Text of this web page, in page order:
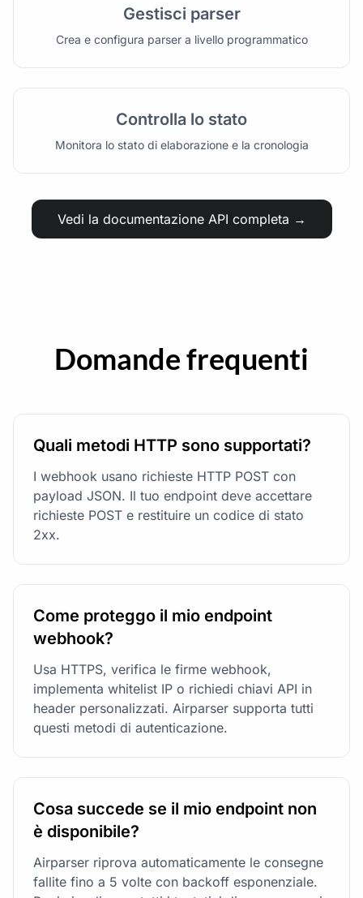
Gestisci parser
Crea e configura parser a livello programmatico
Controlla lo stato
Monitora lo stato di elaborazione e la cronologia
Vedi la documentazione API completa →
Domande frequenti
Quali metodi HTTP sono supportati?
I webhook usano richieste HTTP POST con
payload JSON. Il tuo endpoint deve accettare
richieste POST e restituire un codice di stato
2xx.
Come proteggo il mio endpoint
webhook?
Usa HTTPS, verifica le firme webhook,
implementa whitelist IP o richiedi chiavi API in
header personalizzati. Airparser supporta tutti
questi metodi di autenticazione.
Cosa succede se il mio endpoint non
è disponibile?
Airparser riprova automaticamente le consegne
fallite fino a 5 volte con backoff esponenziale.